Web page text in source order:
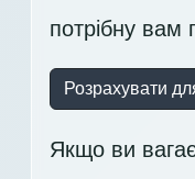
потрібну вам
Розрахувати
Якщо ви